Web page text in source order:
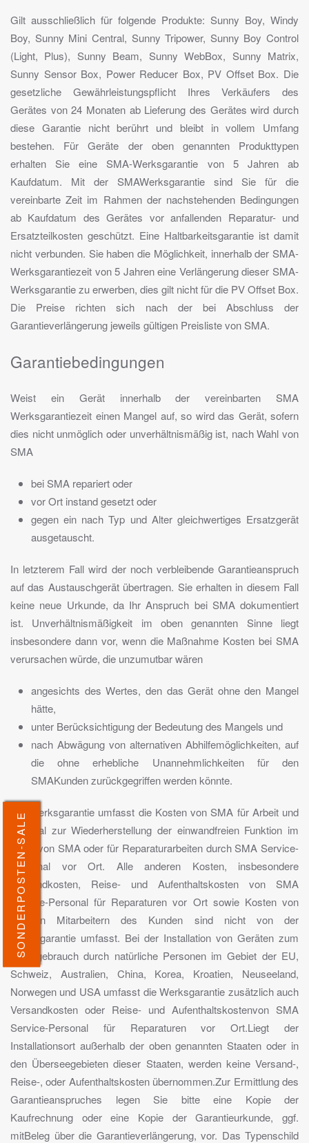
SONDERPOSTEN-SALE
Gilt ausschließlich für folgende Produkte: Sunny Boy, Windy
Boy, Sunny Mini Central, Sunny Tripower, Sunny Boy Control
(Light, Plus), Sunny Beam, Sunny WebBox, Sunny Matrix,
Sunny Sensor Box, Power Reducer Box, PV Offset Box. Die
gesetzliche Gewährleistungspflicht Ihres Verkäufers des
Gerätes von 24 Monaten ab Lieferung des Gerätes wird durch
diese Garantie nicht berührt und bleibt in vollem Umfang
bestehen. Für Geräte der oben genannten Produkttypen
erhalten Sie eine SMA-Werksgarantie von 5 Jahren ab
Kaufdatum. Mit der SMAWerksgarantie sind Sie für die
vereinbarte Zeit im Rahmen der nachstehenden Bedingungen
ab Kaufdatum des Gerätes vor anfallenden Reparatur- und
Ersatzteilkosten geschützt. Eine Haltbarkeitsgarantie ist damit
nicht verbunden. Sie haben die Möglichkeit, innerhalb der SMA-
Werksgarantiezeit von 5 Jahren eine Verlängerung dieser SMA-
Werksgarantie zu erwerben, dies gilt nicht für die PV Offset Box.
Die Preise richten sich nach der bei Abschluss der
Garantieverlängerung jeweils gültigen Preisliste von SMA.
Garantiebedingungen
Weist ein Gerät innerhalb der vereinbarten SMA
Werksgarantiezeit einen Mangel auf, so wird das Gerät, sofern
dies nicht unmöglich oder unverhältnismäßig ist, nach Wahl von
SMA
bei SMA repariert oder
vor Ort instand gesetzt oder
gegen ein nach Typ und Alter gleichwertiges Ersatzgerät
ausgetauscht.
In letzterem Fall wird der noch verbleibende Garantieanspruch
auf das Austauschgerät übertragen. Sie erhalten in diesem Fall
keine neue Urkunde, da Ihr Anspruch bei SMA dokumentiert
ist. Unverhältnismäßigkeit im oben genannten Sinne liegt
insbesondere dann vor, wenn die Maßnahme Kosten bei SMA
verursachen würde, die unzumutbar wären
angesichts des Wertes, den das Gerät ohne den Mangel
hätte,
unter Berücksichtigung der Bedeutung des Mangels und
nach Abwägung von alternativen Abhilfemöglichkeiten, auf
die ohne erhebliche Unannehmlichkeiten für den
SMAKunden zurückgegriffen werden könnte.
Die Werksgarantie umfasst die Kosten von SMA für Arbeit und
Material zur Wiederherstellung der einwandfreien Funktion im
Werk von SMA oder für Reparaturarbeiten durch SMA Service-
Personal vor Ort. Alle anderen Kosten, insbesondere
Versandkosten, Reise- und Aufenthaltskosten von SMA
Service-Personal für Reparaturen vor Ort sowie Kosten von
eigenen Mitarbeitern des Kunden sind nicht von der
Werksgarantie umfasst. Bei der Installation von Geräten zum
Privatgebrauch durch natürliche Personen im Gebiet der EU,
Schweiz, Australien, China, Korea, Kroatien, Neuseeland,
Norwegen und USA umfasst die Werksgarantie zusätzlich auch
Versandkosten oder Reise- und Aufenthaltskostenvon SMA
Service-Personal für Reparaturen vor Ort.Liegt der
Installationsort außerhalb der oben genannten Staaten oder in
den Überseegebieten dieser Staaten, werden keine Versand-,
Reise-, oder Aufenthaltskosten übernommen.Zur Ermittlung des
Garantieanspruches legen Sie bitte eine Kopie der
Kaufrechnung oder eine Kopie der Garantieurkunde, ggf.
mitBeleg über die Garantieverlängerung, vor. Das Typenschild